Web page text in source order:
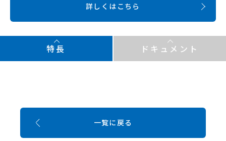
詳しくはこちら
特長 ドキュメント
一覧に戻る